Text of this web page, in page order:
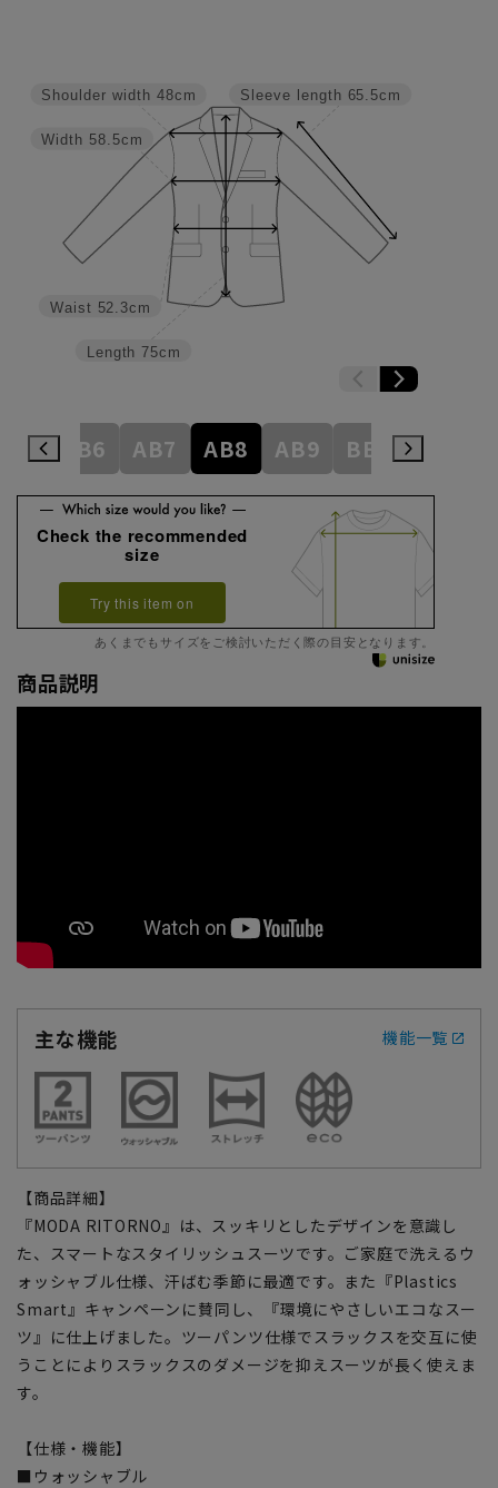
Sleeve length 65.5cm
Length 75cm
Waist 52.3cm
Width 58.5cm
Shoulder width 48cm
AB6 AB7 AB8 AB9 BE3 BE4
Check the recommended
size
Try this item on
あくまでもサイズをご検討いただく際の目安となります。
商品説明
主な機能 機能一覧
【商品詳細】
『MODA RITORNO』は、スッキリとしたデザインを意識し
た、スマートなスタイリッシュスーツです。ご家庭で洗えるウ
ォッシャブル仕様、汗ばむ季節に最適です。また『Plastics
Smart』キャンペーンに賛同し、『環境にやさしいエコなスー
ツ』に仕上げました。ツーパンツ仕様でスラックスを交互に使
うことによりスラックスのダメージを抑えスーツが長く使えま
す。
【仕様・機能】
■ウォッシャブル